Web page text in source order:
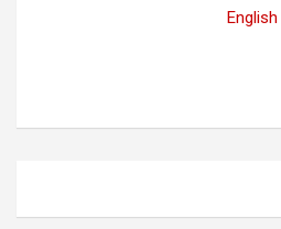
English